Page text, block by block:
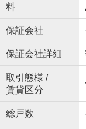
料
保証会社
保証会社詳細
取引態様 /
賃貸区分
総戸数